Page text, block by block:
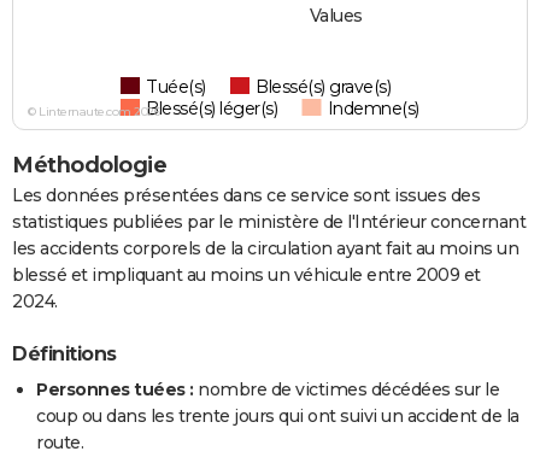
Values
Tuée(s)
Blessé(s) grave(s)
Blessé(s) léger(s)
Indemne(s)
© Linternaute.com 2026
Méthodologie
Les données présentées dans ce service sont issues des
statistiques publiées par le ministère de l'Intérieur concernant
les accidents corporels de la circulation ayant fait au moins un
blessé et impliquant au moins un véhicule entre 2009 et
2024.
Définitions
Personnes tuées : nombre de victimes décédées sur le
coup ou dans les trente jours qui ont suivi un accident de la
route.